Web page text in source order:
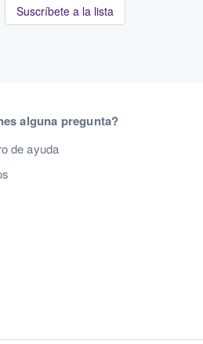
Suscríbete a la lista
alguna pregunta?
de ayuda